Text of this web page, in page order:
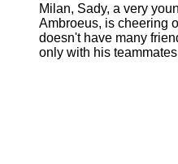
Milan, Sady, a very
Ambroeus, is cheering
doesn't have many
only with his